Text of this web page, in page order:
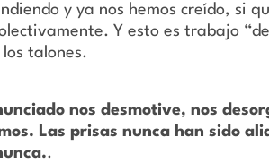
y ya nos hemos creído, si
Y esto es trabajo
talones.
nos desmotive, nos
Las prisas nunca han sido
.